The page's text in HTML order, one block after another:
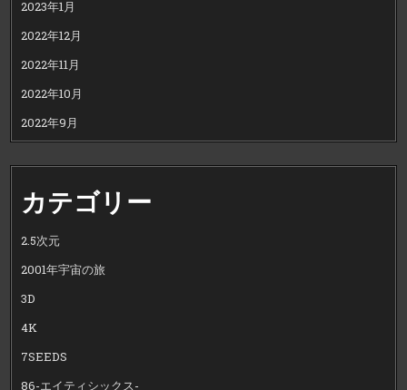
2023年1月
2022年12月
2022年11月
2022年10月
2022年9月
カテゴリー
2.5次元
2001年宇宙の旅
3D
4K
7SEEDS
86-エイティシックス-